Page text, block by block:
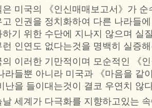
은 미국의 《인신매매보고서》가
고 인권을 정치화하여 다른 나라들
하기 위한 수단에 지나지 않으며 실
런 인연도 없다는것을 명백히 실증
의 이러한 기만적이며 모순적인 《
라들뿐 아니라 미국과 《마음을 같
난을 들이대는것이 결코 우연치 않
날 세계가 다극화를 지향하고있는